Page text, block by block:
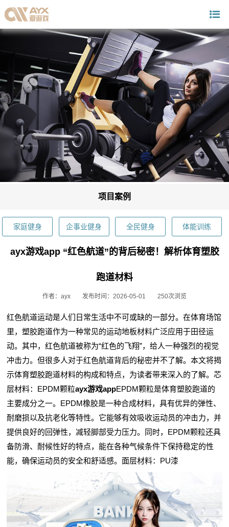
项目案例
家庭健身 企事业健身 全民健身 体能训练
ayx游戏app “红色航道”的背后秘密！解析体育塑胶
跑道材料
作者：ayx 发布时间：2026-05-01 250次浏览
红色航道运动是人们日常生活中不可或缺的一部分。在体育场馆
里，塑胶跑道作为一种常见的运动地板材料广泛应用于田径运
动。其中，红色航道被称为“红色的飞翔”，给人一种强烈的视觉
冲击力。但很多人对于红色航道背后的秘密并不了解。本文将揭
示体育塑胶跑道材料的构成和特点，为读者带来深入的了解。芯
层材料：EPDM颗粒ayx游戏appEPDM颗粒是体育塑胶跑道的
主要成分之一。EPDM橡胶是一种合成材料，具有优异的弹性、
耐磨损以及抗老化等特性。它能够有效吸收运动员的冲击力，并
提供良好的回弹性，减轻脚部受力压力。同时，EPDM颗粒还具
备防滑、耐候性好的特点，能在各种气候条件下保持稳定的性
能，确保运动员的安全和舒适感。面层材料：PU漆